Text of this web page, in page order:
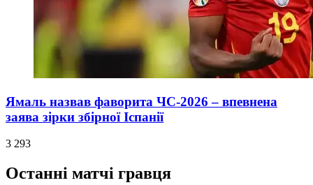
Ямаль назвав фаворита ЧС-2026 – впевнена
заява зірки збірної Іспанії
3 293
Останні матчі гравця